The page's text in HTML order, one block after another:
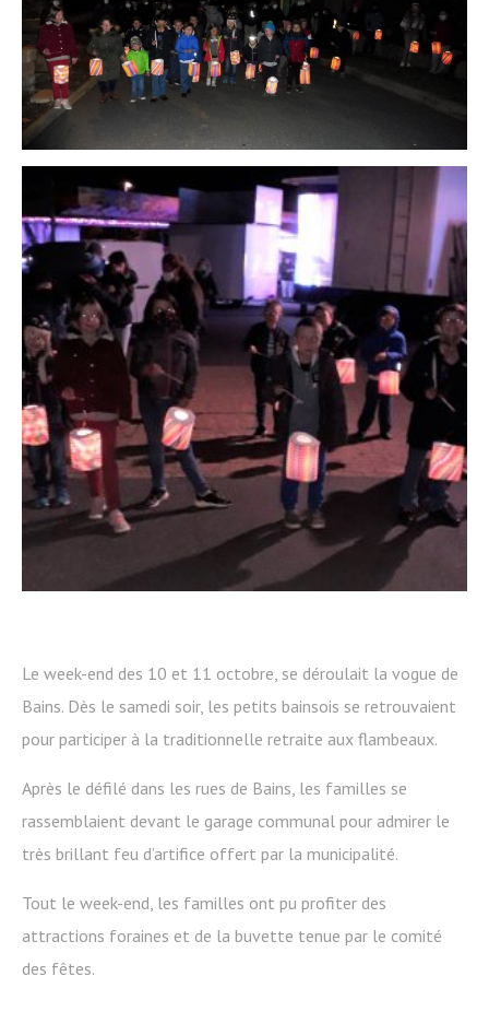
Le week-end des 10 et 11 octobre, se déroulait la vogue de
Bains. Dès le samedi soir, les petits bainsois se retrouvaient
pour participer à la traditionnelle retraite aux flambeaux.
Après le défilé dans les rues de Bains, les familles se
rassemblaient devant le garage communal pour admirer le
très brillant feu d’artifice offert par la municipalité.
Tout le week-end, les familles ont pu profiter des
attractions foraines et de la buvette tenue par le comité
des fêtes.